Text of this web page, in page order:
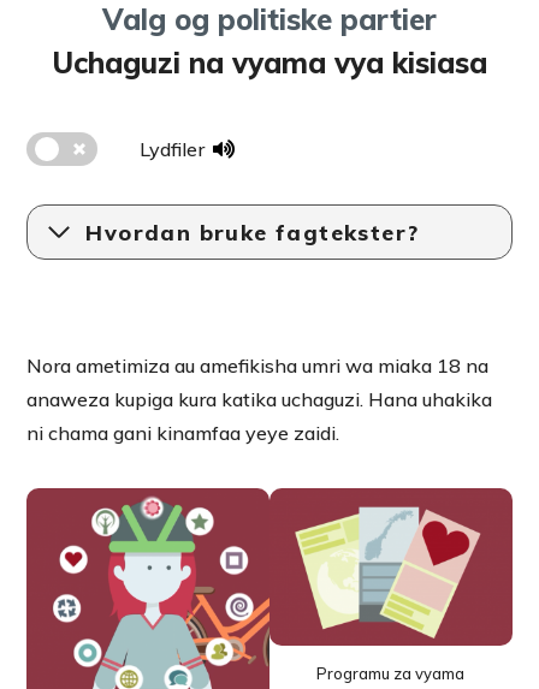
Valg og politiske partier
Uchaguzi na vyama vya kisiasa
Lydfiler
Hvordan bruke fagtekster?
Nora ametimiza au amefikisha umri wa miaka 18 na
anaweza kupiga kura katika uchaguzi. Hana uhakika
ni chama gani kinamfaa yeye zaidi.
Programu za vyama